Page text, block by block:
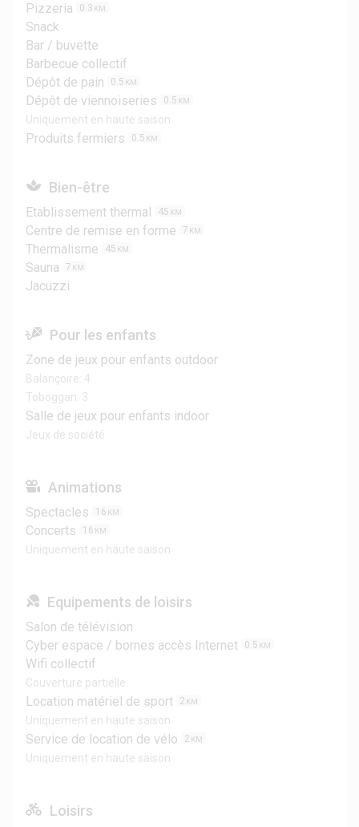
Pizzeria
0.3 KM
Snack
Bar / buvette
Barbecue collectif
Dépôt de pain
0.5 KM
Dépôt de viennoiseries 0.5 KM
Uniquement en haute saison
Produits fermiers 0.5 KM
Bien-être
Etablissement thermal 45 KM
Centre de remise en forme 7 KM
Thermalisme 45 KM
Sauna 7 KM
Jacuzzi
Pour les enfants
Zone de jeux pour enfants outdoor
Balançoire: 4
Toboggan: 3
Salle de jeux pour enfants indoor
Jeux de société
Animations
Spectacles 16 KM
Concerts 16 KM
Uniquement en haute saison
Equipements de loisirs
Salon de télévision
Cyber espace / bornes accès Internet
0.5 KM
Wifi collectif
Couverture partielle
Location matériel de sport 2 KM
Uniquement en haute saison
Service de location de vélo 2 KM
Uniquement en haute saison
Loisirs